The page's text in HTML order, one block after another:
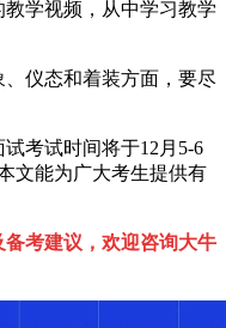
学视频，从中学习教学
仪态和着装方面，要尽
考试时间将于12月5-6
文能为广大考生提供有
考建议，欢迎咨询大牛